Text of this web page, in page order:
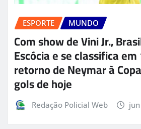
ESPORTE MUNDO
Com show de Vini Jr.,
Escócia e se classifica
retorno de Neymar à
gols de hoje
Redação Policial Web